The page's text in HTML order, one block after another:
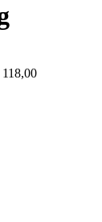
118,00